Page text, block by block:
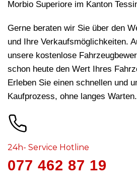
Morbio Superiore im Kanton
Gerne beraten wir Sie über den
und Ihre Verkaufsmöglichkeiten.
unsere kostenlose
schon heute den Wert Ihres
Erleben Sie einen schnellen und
Kaufprozess, ohne langes Warten.
24h- Service Hotline
077 462 87 19